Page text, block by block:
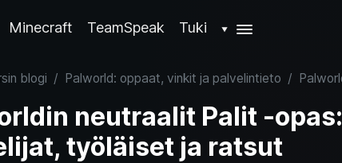
Minecraft TeamSpeak Tuki ▼
blogi / Palworld: oppaat, vinkit ja palvelintieto /
neutraalit Palit -opas:
työläiset ja ratsut